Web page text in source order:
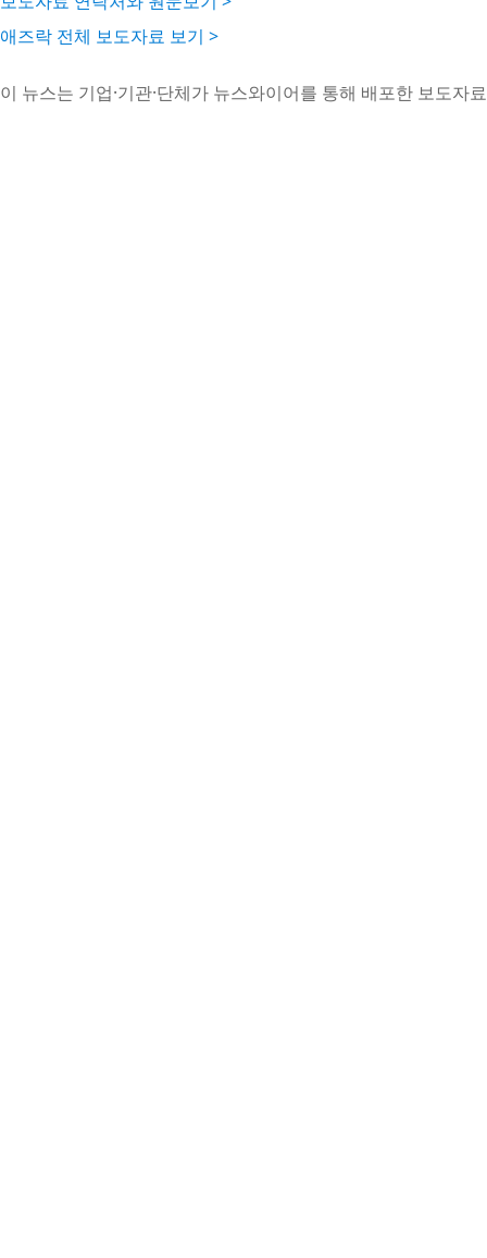
애즈락 전체 보도자료 보기 >
이 뉴스는 기업·기관·단체가 뉴스와이어를 통해 배포한 보도자